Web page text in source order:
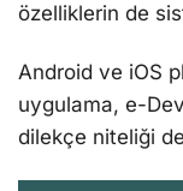
özelliklerin de
Android ve iOS
uygulama, e-
dilekçe niteliği